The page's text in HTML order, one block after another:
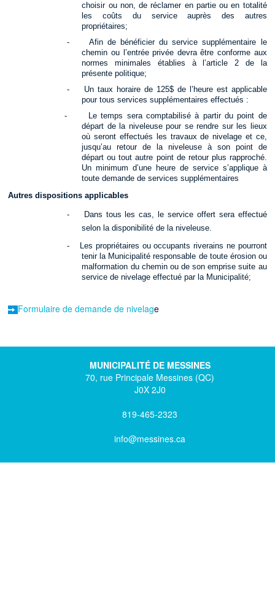
choisir ou non, de réclamer en partie ou en totalité
les coûts du service auprès des autres
propriétaires;
-
Afin de bénéficier du service supplémentaire le
chemin ou l’entrée privée devra être conforme aux
normes minimales établies à l’article 2 de la
présente politique;
-
Un taux horaire de 125$ de l’heure est applicable
pour tous services supplémentaires effectués :
-
Le temps sera comptabilisé à partir du point de
départ de la niveleuse pour se rendre sur les lieux
où seront effectués les travaux de nivelage et ce,
jusqu’au retour de la niveleuse à son point de
départ ou tout autre point de retour plus rapproché.
Un minimum d’une heure de service s’applique à
toute demande de services supplémentaires
Autres dispositions applicables
-
Dans tous les cas, le service offert sera effectué
selon la disponibilité de la niveleuse.
-
Les propriétaires ou occupants riverains ne pourront
tenir la Municipalité responsable de toute érosion ou
malformation du chemin ou de son emprise suite au
service de nivelage effectué par la Municipalité;
Formulaire de demande de nivelage
MUNICIPALITÉ DE MESSINES
70, rue Principale Messines (QC)
J0X 2J0
819-465-2323
info@messines.ca